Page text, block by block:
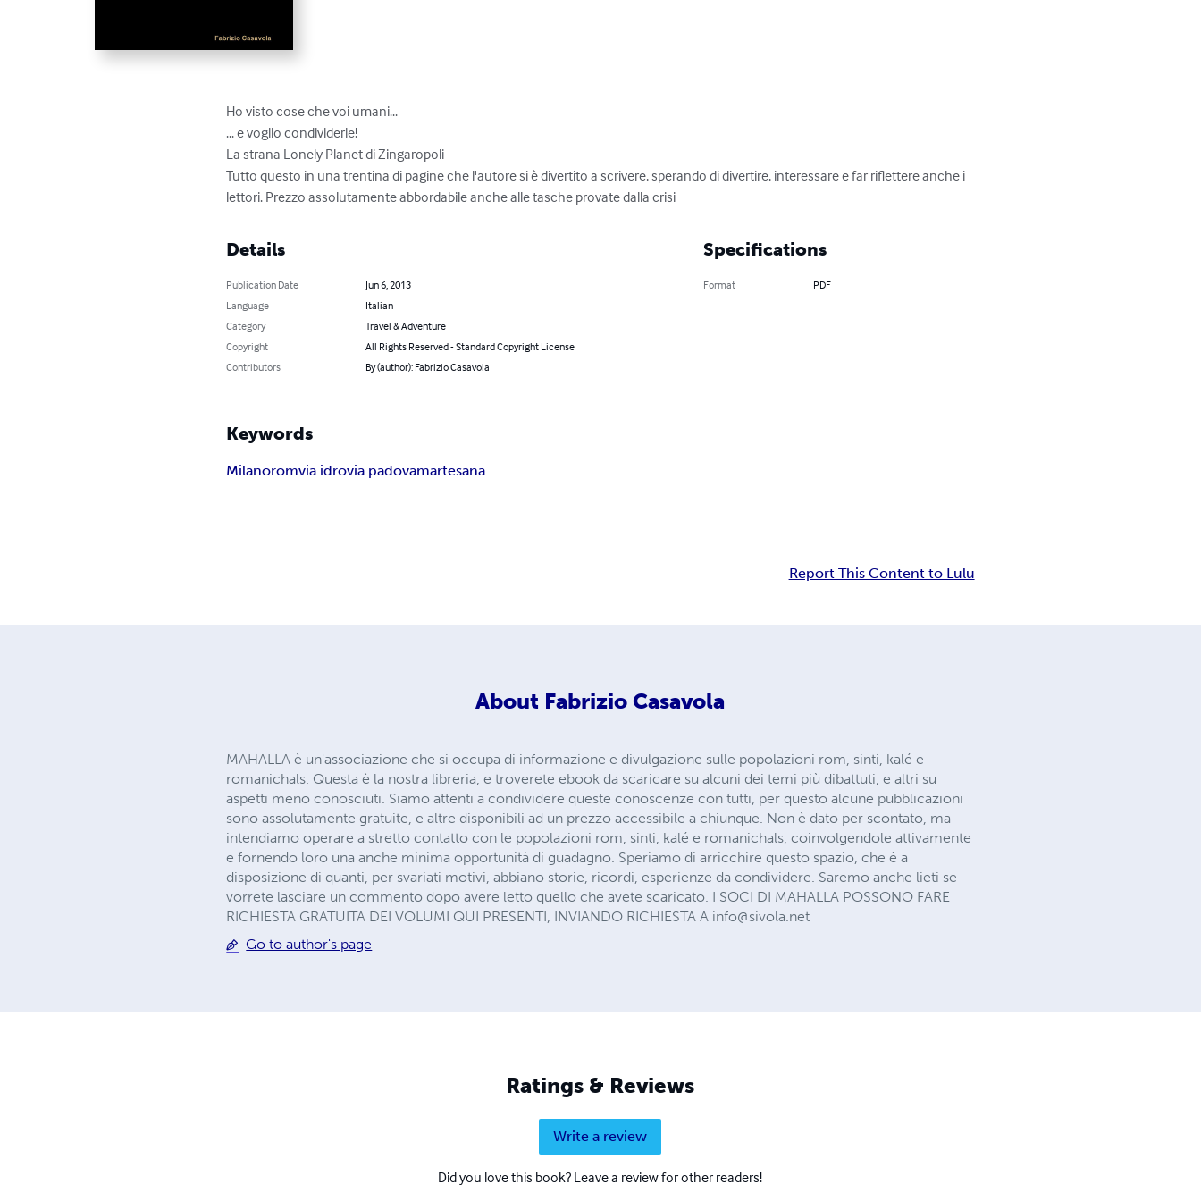
Ho visto cose che voi umani...
... e voglio condividerle!
La strana Lonely Planet di Zingaropoli
Tutto questo in una trentina di pagine che l'autore si è divertito a scrivere, sperando di divertire, interessare e far riflettere anche i
lettori. Prezzo assolutamente abbordabile anche alle tasche provate dalla crisi
Details
Publication Date
Jun 6, 2013
Language
Italian
Category
Travel & Adventure
Copyright
All Rights Reserved - Standard Copyright License
Contributors
By (author): Fabrizio Casavola
Specifications
Format PDF
Keywords
Milanoromvia idrovia padovamartesana
Report This Content to Lulu
About Fabrizio Casavola
MAHALLA è un'associazione che si occupa di informazione e divulgazione sulle popolazioni rom, sinti, kalé e
romanichals. Questa è la nostra libreria, e troverete ebook da scaricare su alcuni dei temi più dibattuti, e altri su
aspetti meno conosciuti. Siamo attenti a condividere queste conoscenze con tutti, per questo alcune pubblicazioni
sono assolutamente gratuite, e altre disponibili ad un prezzo accessibile a chiunque. Non è dato per scontato, ma
intendiamo operare a stretto contatto con le popolazioni rom, sinti, kalé e romanichals, coinvolgendole attivamente
e fornendo loro una anche minima opportunità di guadagno. Speriamo di arricchire questo spazio, che è a
disposizione di quanti, per svariati motivi, abbiano storie, ricordi, esperienze da condividere. Saremo anche lieti se
vorrete lasciare un commento dopo avere letto quello che avete scaricato. I SOCI DI MAHALLA POSSONO FARE
RICHIESTA GRATUITA DEI VOLUMI QUI PRESENTI, INVIANDO RICHIESTA A info@sivola.net
Go to author's page
Ratings & Reviews
Write a review
Did you love this book? Leave a review for other readers!